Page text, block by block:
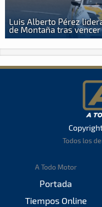
Luis Alberto Pérez
de Montaña tras
Todos los
A Todo Motor
Portada
Tiempos Online